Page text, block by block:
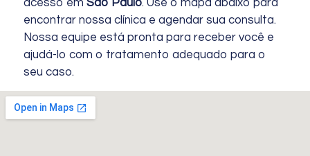
encontrar nossa clínica e agendar sua consulta.
Nossa equipe está pronta para receber você e
ajudá-lo com o tratamento adequado para o
seu caso.